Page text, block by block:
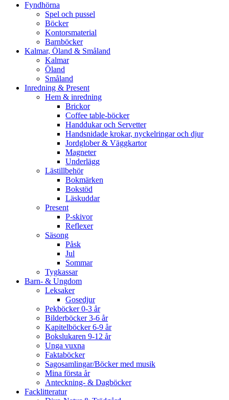
Fyndhörna
Spel och pussel
Böcker
Kontorsmaterial
Barnböcker
Kalmar, Öland & Småland
Kalmar
Öland
Småland
Inredning & Present
Hem & inredning
Brickor
Coffee table-böcker
Handdukar och Servetter
Handsnidade krokar, nyckelringar och djur
Jordglober & Väggkartor
Magneter
Underlägg
Lästillbehör
Bokmärken
Bokstöd
Läskuddar
Present
P-skivor
Reflexer
Säsong
Påsk
Jul
Sommar
Tygkassar
Barn- & Ungdom
Leksaker
Gosedjur
Pekböcker 0-3 år
Bilderböcker 3-6 år
Kapitelböcker 6-9 år
Bokslukaren 9-12 år
Unga vuxna
Faktaböcker
Sagosamlingar/Böcker med musik
Mina första år
Anteckning- & Dagböcker
Facklitteratur